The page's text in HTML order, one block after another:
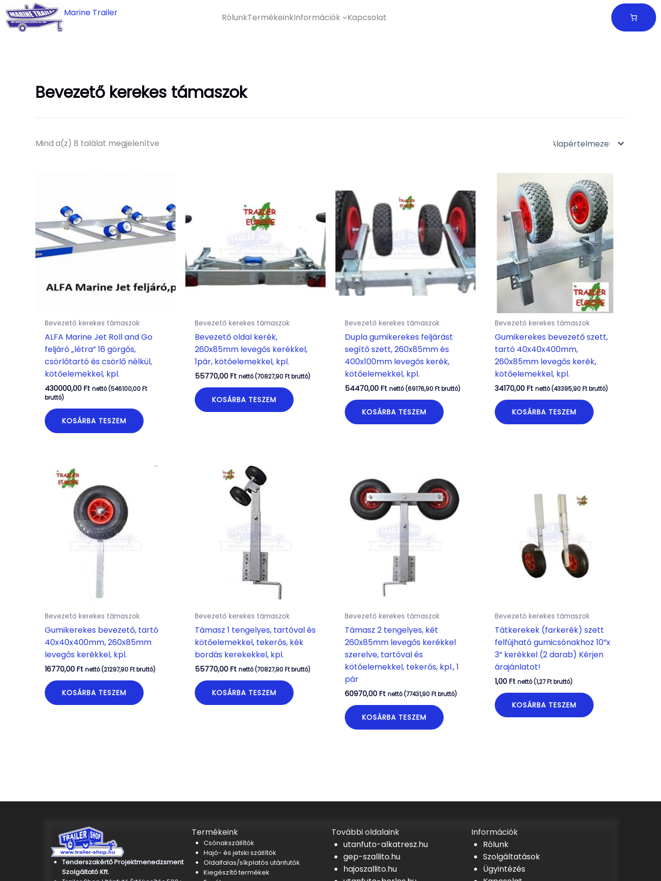
to
content
Marine Trailer RólunkTermékeinkInformációk Kapcsolat
Bevezető kerekes támaszok
Mind a(z) 8 találat megjelenítve
Bevezető kerekes támaszok
ALFA Marine Jet Roll and Go
feljáró „létra” 16 görgős,
csörlőtartó és csörlő nélkül,
kötőelemekkel, kpl.
430000,00Ft nettó (546100,00 Ft
bruttó)
KOSÁRBA TESZEM
Bevezető kerekes támaszok
Bevezető oldal kerék,
260x85mm levegős kerékkel,
1pár, kötőelemekkel, kpl.
55770,00Ft nettó (70827,90 Ft bruttó)
KOSÁRBA TESZEM
Bevezető kerekes támaszok
Dupla gumikerekes feljárást
segítő szett, 260x85mm és
400x100mm levegős kerék,
kötőelemekkel, kpl.
54470,00Ft nettó (69176,90 Ft bruttó)
KOSÁRBA TESZEM
Bevezető kerekes támaszok
Gumikerekes bevezető szett,
tartó 40x40x400mm,
260x85mm levegős kerék,
kötőelemekkel, kpl.
34170,00Ft nettó (43395,90 Ft bruttó)
KOSÁRBA TESZEM
Bevezető kerekes támaszok
Gumikerekes bevezető, tartó
40x40x400mm, 260x85mm
levegős kerékkel, kpl.
16770,00Ft nettó (21297,90 Ft bruttó)
KOSÁRBA TESZEM
Bevezető kerekes támaszok
Támasz 1 tengelyes, tartóval és
kötőelemekkel, tekerős, kék
bordás kerekekkel, kpl.
55770,00Ft nettó (70827,90 Ft bruttó)
KOSÁRBA TESZEM
Bevezető kerekes támaszok
Támasz 2 tengelyes, két
260x85mm levegős kerékkel
szerelve, tartóval és
kötőelemekkel, tekerős, kpl., 1
pár
60970,00Ft nettó (77431,90 Ft bruttó)
KOSÁRBA TESZEM
Bevezető kerekes támaszok
Tátkerekek (farkerék) szett
felfújható gumicsónakhoz 10”x
3” kerékkel (2 darab) Kérjen
árajánlatot!
1,00Ft nettó (1,27Ft bruttó)
KOSÁRBA TESZEM
Tenderszakértő Projektmenedzsment
Szolgáltató Kft.
Termékeink
Csónakszállítók
Hajó- és jetski szállítók
Oldalfalas/síkplatós utánfutók
Kiegészítő termékek
További oldalaink
utanfuto-alkatresz.hu
gep-szallito.hu
hajoszallito.hu
Információk
Rólunk
Szolgáltatások
Ügyintézés